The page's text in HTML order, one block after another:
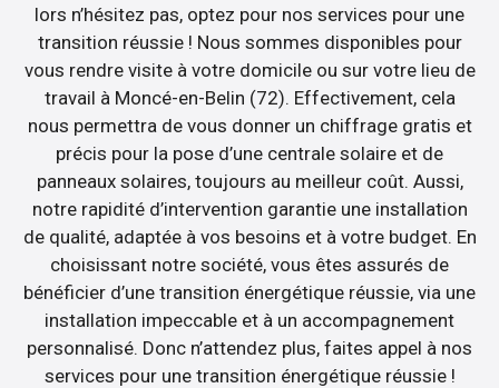
lors n’hésitez pas, optez pour nos services pour une
transition réussie ! Nous sommes disponibles pour
vous rendre visite à votre domicile ou sur votre lieu de
travail à Moncé-en-Belin (72). Effectivement, cela
nous permettra de vous donner un chiffrage gratis et
précis pour la pose d’une centrale solaire et de
panneaux solaires, toujours au meilleur coût. Aussi,
notre rapidité d’intervention garantie une installation
de qualité, adaptée à vos besoins et à votre budget. En
choisissant notre société, vous êtes assurés de
bénéficier d’une transition énergétique réussie, via une
installation impeccable et à un accompagnement
personnalisé. Donc n’attendez plus, faites appel à nos
services pour une transition énergétique réussie !